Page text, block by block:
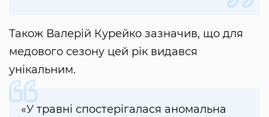
Також Валерій Курейко зазначив, що для
медового сезону цей рік видався
унікальним.
«У травні спостерігалася аномальна